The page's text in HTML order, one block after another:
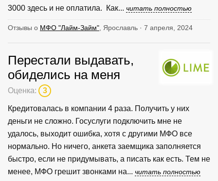
3000 здесь и не оплатила. Как... читать полностью
Отзывы о МФО "Лайм-Займ" , Ярославль · 7 апреля, 2024
Перестали выдавать,
обиделись на меня
Оценка: 3
Кредитовалась в компании 4 раза. Получить у них
деньги не сложно. Госуслуги подключить мне не
удалось, выходит ошибка, хотя с другими МФО все
нормально. Но ничего, анкета заемщика заполняется
быстро, если не придумывать, а писать как есть. Тем не
менее, МФО грешит звонками на... читать полностью